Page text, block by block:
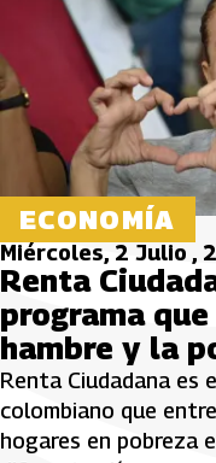
ECONOMÍA
Miércoles, 2 Julio ,
Renta
programa
hambre y la
Renta Ciudadana es
colombiano que
hogares en pobreza